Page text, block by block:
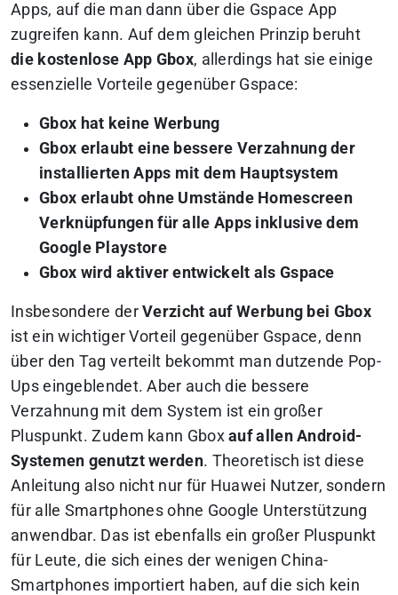
Apps, auf die man dann über die Gspace App
zugreifen kann. Auf dem gleichen Prinzip beruht
die kostenlose App Gbox, allerdings hat sie einige
essenzielle Vorteile gegenüber Gspace:
Gbox hat keine Werbung
Gbox erlaubt eine bessere Verzahnung der
installierten Apps mit dem Hauptsystem
Gbox erlaubt ohne Umstände Homescreen
Verknüpfungen für alle Apps inklusive dem
Google Playstore
Gbox wird aktiver entwickelt als Gspace
Insbesondere derVerzicht auf Werbung bei Gbox
ist ein wichtiger Vorteil gegenüber Gspace, denn
über den Tag verteilt bekommt man dutzende Pop-
Ups eingeblendet. Aber auch die bessere
Verzahnung mit dem System ist ein großer
Pluspunkt. Zudem kann Gboxauf allen Android-
Systemen genutzt werden. Theoretisch ist diese
Anleitung also nicht nur für Huawei Nutzer, sondern
für alle Smartphones ohne Google Unterstützung
anwendbar. Das ist ebenfalls ein großer Pluspunkt
für Leute, die sich eines der wenigen China-
Smartphones importiert haben, auf die sich kein